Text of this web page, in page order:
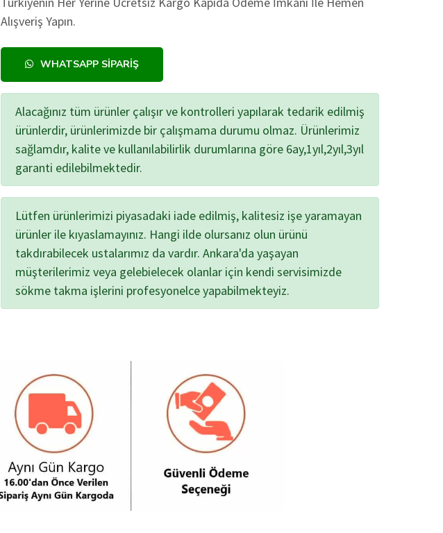
Alışveriş Yapın.
WHATSAPP SIPARIŞ
Alacağınız tüm ürünler çalışır ve kontrolleri yapılarak tedarik edilmiş
ürünlerdir, ürünlerimizde bir çalışmama durumu olmaz. Ürünlerimiz
sağlamdır, kalite ve kullanılabilirlik durumlarına göre 6ay,1yıl,2yıl,3yıl
garanti edilebilmektedir.
Lütfen ürünlerimizi piyasadaki iade edilmiş, kalitesiz işe yaramayan
ürünler ile kıyaslamayınız. Hangi ilde olursanız olun ürünü
takdırabilecek ustalarımız da vardır. Ankara'da yaşayan
müşterilerimiz veya gelebielecek olanlar için kendi servisimizde
sökme takma işlerini profesyonelce yapabilmekteyiz.